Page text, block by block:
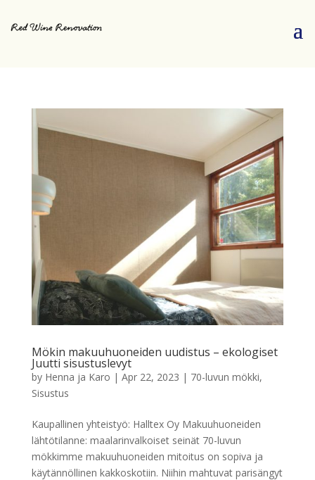
Mökin makuuhuoneiden uudistus – ekologiset
Juutti sisustuslevyt
by Henna ja Karo | Apr 22, 2023 | 70-luvun mökki,
Sisustus
Kaupallinen yhteistyö: Halltex Oy Makuuhuoneiden
lähtötilanne: maalarinvalkoiset seinät 70-luvun
mökkimme makuuhuoneiden mitoitus on sopiva ja
käytännöllinen kakkoskotiin. Niihin mahtuvat parisängyt